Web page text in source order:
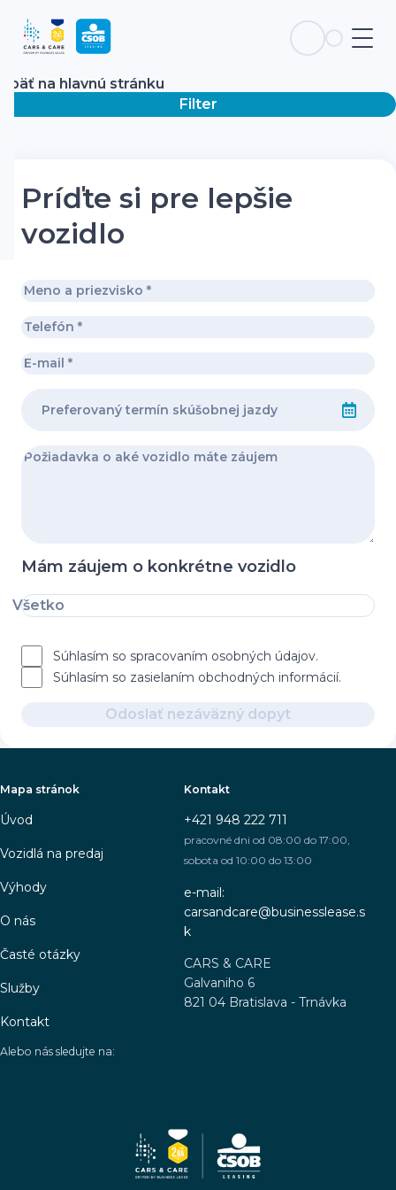
Späť na hlavnú stránku
Filter
Príďte si pre lepšie
vozidlo
Mám záujem o konkrétne vozidlo
Všetko
Súhlasím so spracovaním osobných údajov.
Súhlasím so zasielaním obchodných informácií.
Odoslať nezáväzný dopyt
Mapa stránok
Úvod
Vozidlá na predaj
Výhody
O nás
Časté otázky
Služby
Kontakt
Kontakt
+421 948 222 711
pracovné dni od 08:00 do 17:00,
sobota od 10:00 do 13:00
e-mail:
carsandcare@businesslease.s
k
CARS & CARE
Galvaniho 6
821 04 Bratislava - Trnávka
Alebo nás sledujte na: